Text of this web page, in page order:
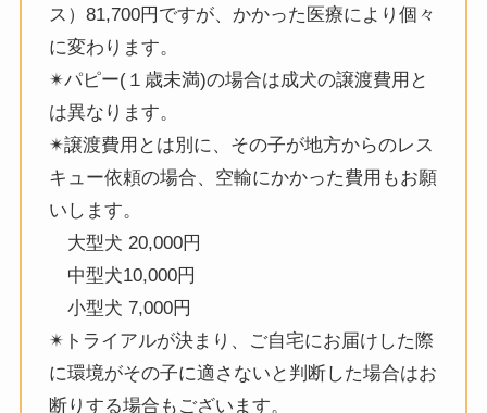
ス）81,700円ですが、かかった医療により個々
に変わります。
✴︎パピー(１歳未満)の場合は成犬の譲渡費用と
は異なります。
✴︎譲渡費用とは別に、その子が地方からのレス
キュー依頼の場合、空輸にかかった費用もお願
いします。
大型犬 20,000円
中型犬10,000円
小型犬 7,000円
✴︎トライアルが決まり、ご自宅にお届けした際
に環境がその子に適さないと判断した場合はお
断りする場合もございます。